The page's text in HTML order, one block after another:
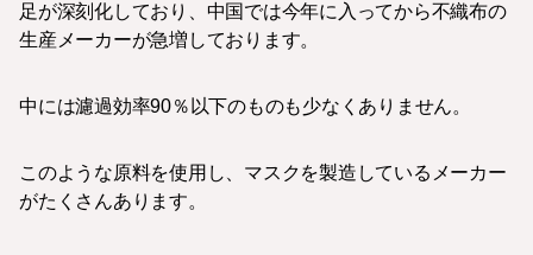
足が深刻化しており、中国では今年に入ってから不織布の
生産メーカーが急増しております。
中には濾過効率90％以下のものも少なくありません。
このような原料を使用し、マスクを製造しているメーカー
がたくさんあります。